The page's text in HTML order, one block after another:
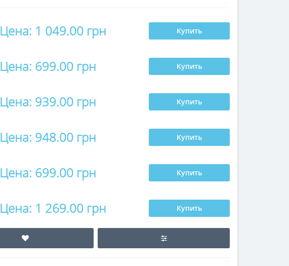
Цена: 1 049.00 грн Купить
Цена: 699.00 грн Купить
Цена: 939.00 грн Купить
Цена: 948.00 грн Купить
Цена: 699.00 грн Купить
Цена: 1 269.00 грн Купить